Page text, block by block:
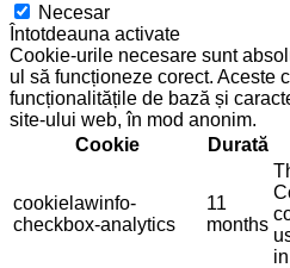
Necesar
Întotdeauna activate
Cookie-urile necesare sunt
ul să funcționeze corect. Aceste
funcționalitățile de bază și
site-ului web, în mod anonim.
Cookie
Durată
cookielawinfo-
checkbox-analytics
11
months